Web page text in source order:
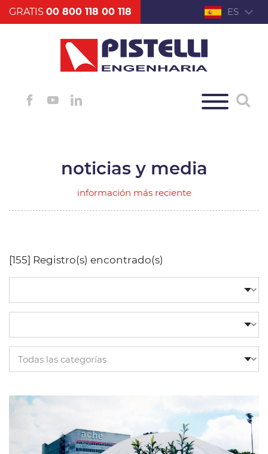
GRATIS 00 800 118 00 118 ES
noticias y media
información más reciente
[155] Registro(s) encontrado(s)